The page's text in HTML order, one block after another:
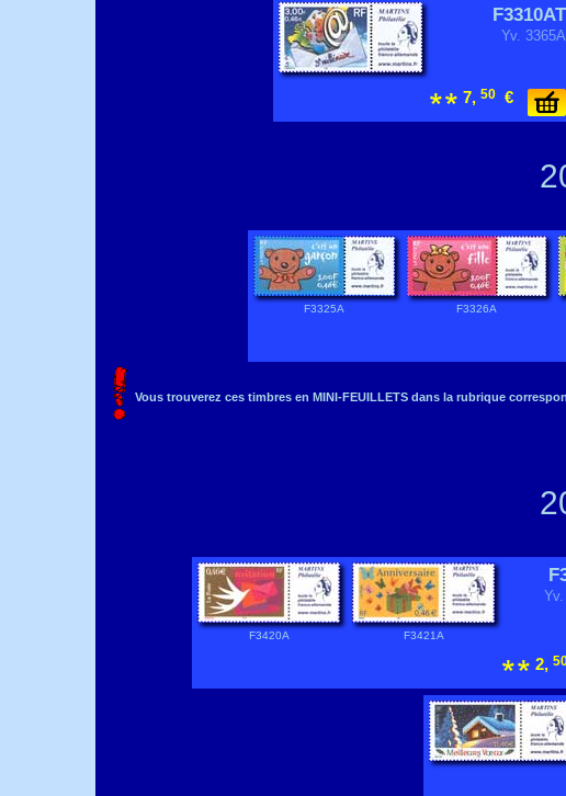
F3310AT
Yv. 3365A
7, 50 €
F3325A F3326A
Vous trouverez ces timbres en MINI-FEUILLETS dans la rubrique
F3420A F3421A
2,